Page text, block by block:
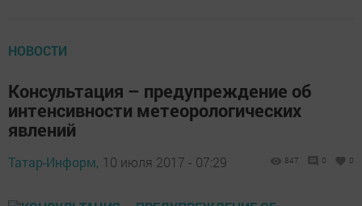
НОВОСТИ
Консультация – предупреждение об
интенсивности метеорологических
явлений
Татар-Информ, 10 июля 2017 - 07:29 847 0 0